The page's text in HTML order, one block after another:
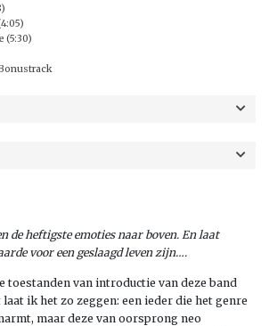
(5:30)
de heftigste emoties naar boven. En laat
voor een geslaagd leven zijn….
toestanden van introductie van deze band
laat ik het zo zeggen: een ieder die het genre
maar deze van oorsprong neo